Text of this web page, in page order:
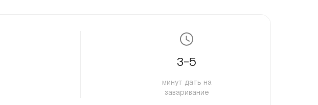
3-5
минут дать на
заваривание